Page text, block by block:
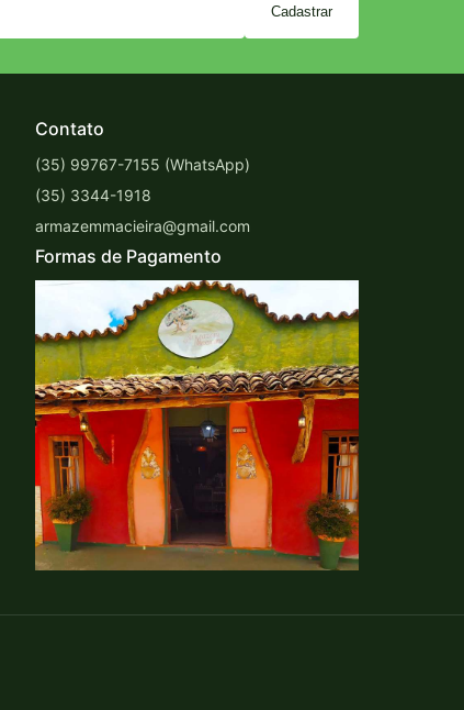
Cadastrar
Contato
(35) 99767-7155 (WhatsApp)
(35) 3344-1918
armazemmacieira@gmail.com
Formas de Pagamento